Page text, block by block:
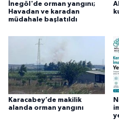
İnegöl'de orman yangını;
Havadan ve karadan
müdahale başlatıldı
Karacabey’de makilik
alanda orman yangını